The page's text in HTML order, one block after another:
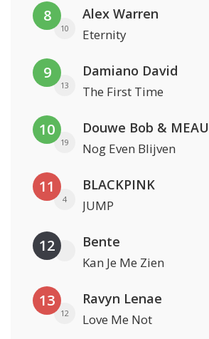
8
10
Alex Warren
Eternity
9
13
Damiano David
The First Time
10
19
Douwe Bob & MEAU
Nog Even Blijven
11
4
BLACKPINK
JUMP
12 Bente
Kan Je Me Zien
13
12
Ravyn Lenae
Love Me Not